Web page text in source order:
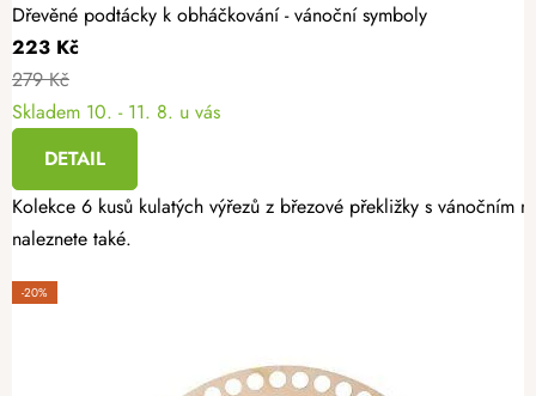
Dřevěné podtácky k obháčkování - vánoční symboly
223 Kč
279 Kč
Skladem 10. - 11. 8. u vás
DETAIL
Kolekce 6 kusů kulatých výřezů z březové překližky s
naleznete také.
-20%